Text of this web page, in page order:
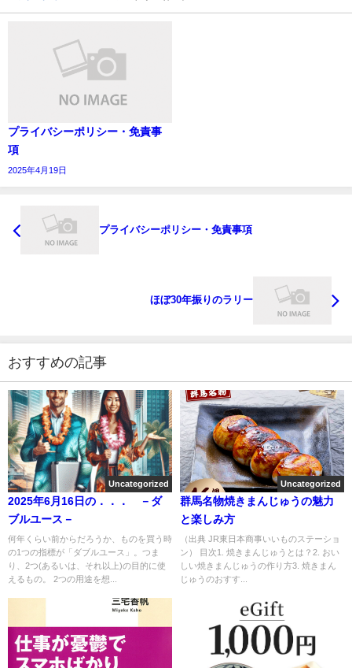
プライバシーポリシー・免責事
項
2025年4月19日
プライバシーポリシー・免責事項
ほぼ30年振りのラリー
おすすめの記事
Uncategorized
2025年6月16日の．．． －ダ
ブルユース－
何年くらい前からだろうか、ものを買う時
の1つの指標が「ダブルユース」。つま
り、2つ(あるいは、それ以上)の目的に使
えるもの。 2つの用途を想...
Uncategorized
群馬名物焼きまんじゅうの魅力
と楽しみ方
（出典 JR東日本商事いいものステーショ
ン） 目次1. 焼きまんじゅうとは？2. おい
しい焼きまんじゅうの作り方3. 焼きまん
じゅうのおすす...